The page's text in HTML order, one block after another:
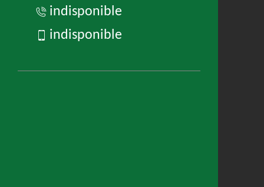
indisponible
indisponible